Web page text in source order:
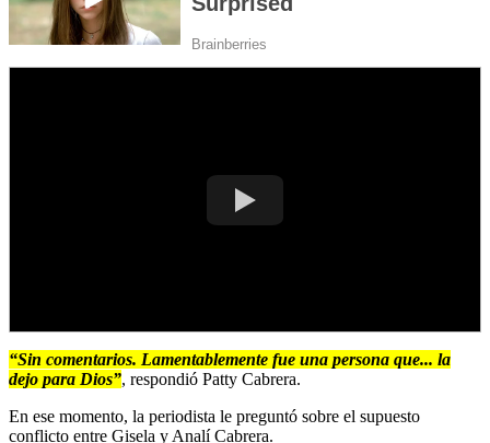
“Sin comentarios. Lamentablemente fue una persona que... la
dejo para Dios”, respondió Patty Cabrera.
En ese momento, la periodista le preguntó sobre el supuesto
conflicto entre Gisela y Analí Cabrera.